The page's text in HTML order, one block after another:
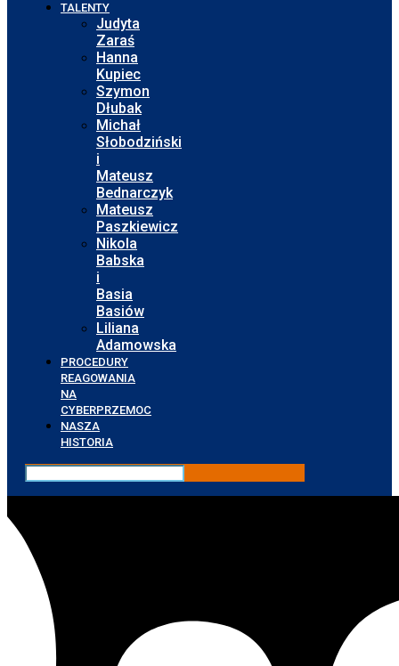
TALENTY
Judyta
Zaraś
Hanna
Kupiec
Szymon
Dłubak
Michał
Słobodziński
i
Mateusz
Bednarczyk
Mateusz
Paszkiewicz
Nikola
Babska
i
Basia
Basiów
Liliana
Adamowska
PROCEDURY
REAGOWANIA
NA
CYBERPRZEMOC
NASZA
HISTORIA